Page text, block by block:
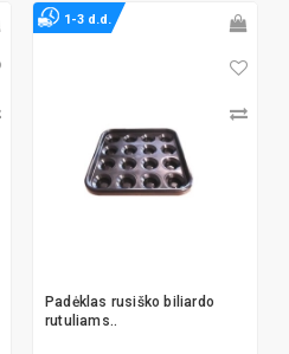
Padėklas rusiško biliardo
rutuliams..
1-3 d.d.